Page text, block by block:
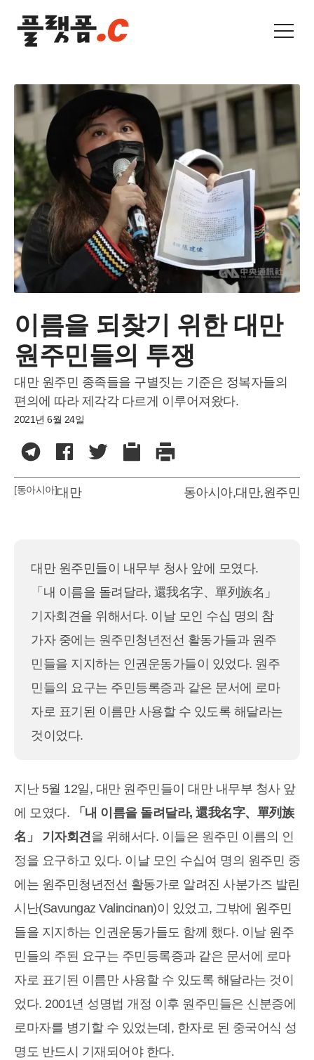
이름을 되찾기 위한 대만
원주민들의 투쟁
대만 원주민 종족들을 구별짓는 기준은 정복자들의
편의에 따라 제각각 다르게 이루어져왔다.
2021년 6월 24일
[동아시아]대만 동아시아,대만,원주민
대만 원주민들이 내무부 청사 앞에 모였다.
「내 이름을 돌려달라, 還我名字、單列族名」
기자회견을 위해서다. 이날 모인 수십 명의 참
가자 중에는 원주민청년전선 활동가들과 원주
민들을 지지하는 인권운동가들이 있었다. 원주
민들의 요구는 주민등록증과 같은 문서에 로마
자로 표기된 이름만 사용할 수 있도록 해달라는
것이었다.
지난 5월 12일, 대만 원주민들이 대만 내무부 청사 앞
에 모였다.
「내 이름을 돌려달라, 還我名字、單列族
名」 기자회견을 위해서다. 이들은 원주민 이름의 인
정을 요구하고 있다. 이날 모인 수십여 명의 원주민 중
에는 원주민청년전선 활동가로 알려진 사분가즈 발린
시난(Savungaz Valincinan)이 있었고, 그밖에 원주민
들을 지지하는 인권운동가들도 함께 했다. 이날 원주
민들의 주된 요구는 주민등록증과 같은 문서에 로마
자로 표기된 이름만 사용할 수 있도록 해달라는 것이
었다. 2001년 성명법 개정 이후 원주민들은 신분증에
로마자를 병기할 수 있었는데, 한자로 된 중국어식 성
명도 반드시 기재되어야 한다.